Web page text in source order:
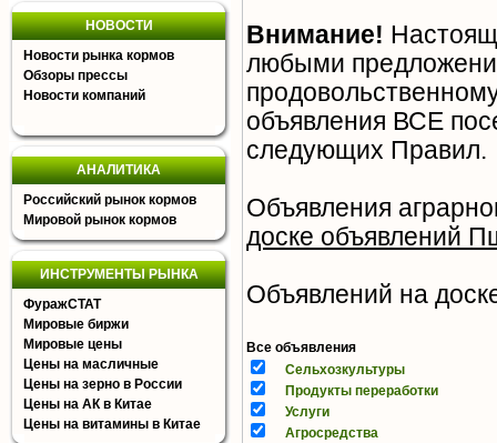
НОВОСТИ
Новости рынка кормов
Обзоры прессы
Новости компаний
АНАЛИТИКА
Российский рынок кормов
Мировой рынок кормов
ИНСТРУМЕНТЫ РЫНКА
ФуражСТАТ
Мировые биржи
Мировые цены
Цены на масличные
Цены на зерно в России
Цены на АК в Китае
Цены на витамины в Китае
Внимание!
любыми
объявления ВСЕ
следующих Правил.
Объявления
доске объявлений
Объявлений на
Все объявления
Сельхозкультуры
Продукты переработки
Услуги
Агросредства